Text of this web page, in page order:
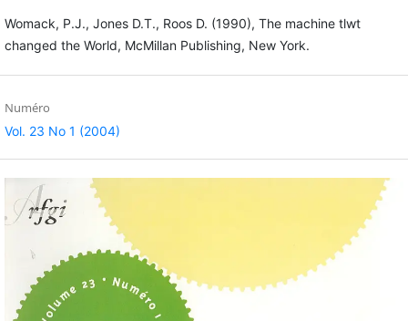
Womack, P.J., Jones D.T., Roos D. (1990), The machine tlwt
changed the World, McMillan Publishing, New York.
Numéro
Vol. 23 No 1 (2004)